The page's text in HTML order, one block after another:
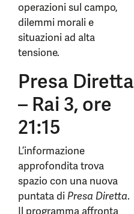
operazioni sul campo,
dilemmi morali e
situazioni ad alta
tensione.
Presa Diretta
– Rai 3, ore
21:15
L’informazione
approfondita trova
spazio con una nuova
puntata di Presa Diretta.
Il programma affronta